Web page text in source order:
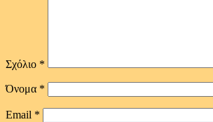
Σχόλιο *
Όνομα *
Email *